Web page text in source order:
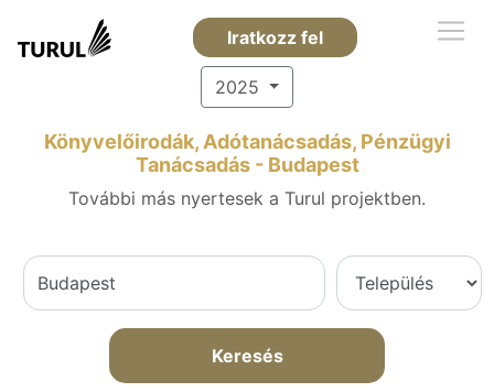
Iratkozz fel
2025
Könyvelőirodák, Adótanácsadás, Pénzügyi
Tanácsadás - Budapest
További más nyertesek a Turul projektben.
Keresés